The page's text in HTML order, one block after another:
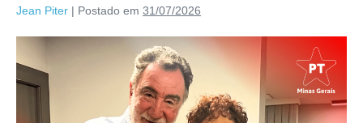
Jean Piter | Postado em 31/07/2026